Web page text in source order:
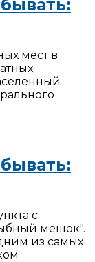
мест в
с
мешок".
из самых